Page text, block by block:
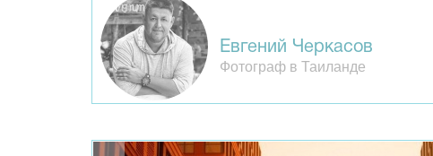
Евгений Черкасов
Фотограф в Таиланде